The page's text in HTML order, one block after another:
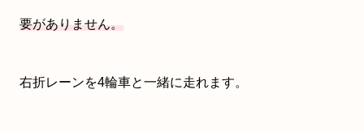
要がありません。
右折レーンを4輪車と一緒に走れます。